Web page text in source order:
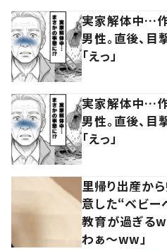
実家解体中…
男性。直後、
「えっ」
実家解体中…
男性。直後、
「えっ」
里帰り出産か
意した“ベビー
教育が過ぎる
わぁ～ww」